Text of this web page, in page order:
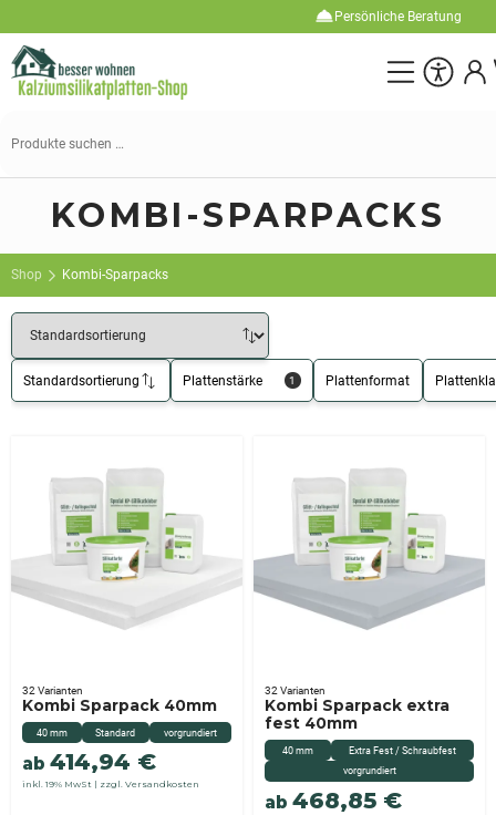
Persönliche Beratung
Suchen
KOMBI-SPARPACKS
Shop Kombi-Sparpacks
Standardsortierung Plattenstärke 1 Plattenformat
40 mm Standard vorgrundiert
Kombi Sparpack 40mm
ab414,94 €
inkl. 19% MwSt zzgl. Versandkosten
32 Varianten
40 mm
Extra Fest / Schraubfest
vorgrundiert
Kombi Sparpack extra
fest 40mm
ab468,85 €
32 Varianten